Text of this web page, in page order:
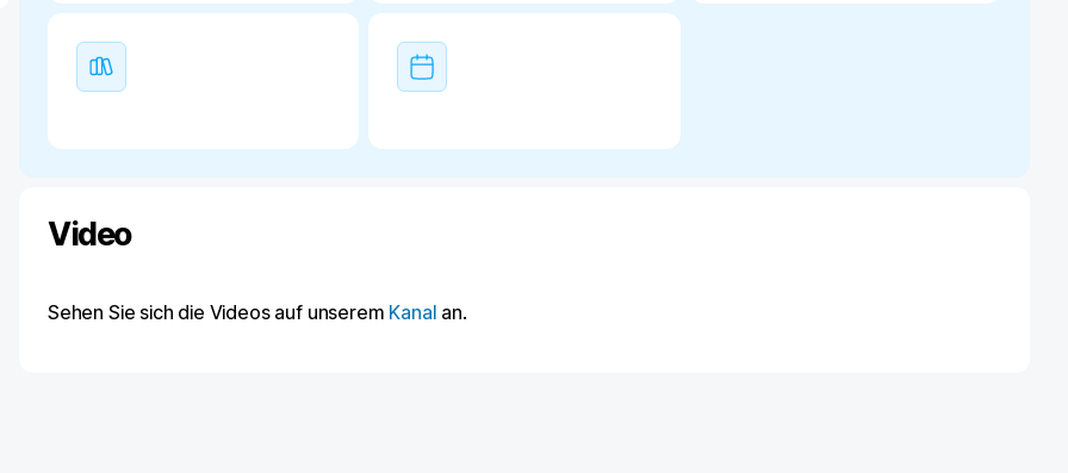
Video
Sehen Sie sich die Videos auf unserem Kanal an.